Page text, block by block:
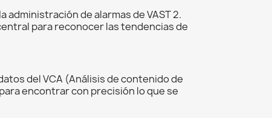
administración de alarmas de VAST 2.
para reconocer las tendencias de
del VCA (Análisis de contenido de
encontrar con precisión lo que se